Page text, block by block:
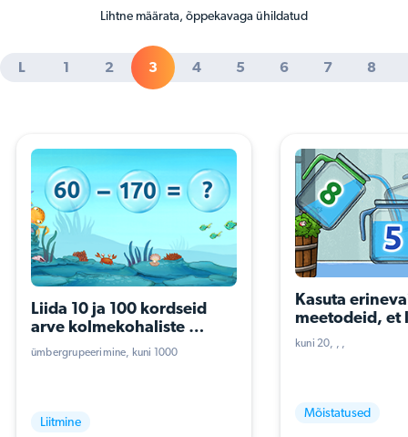
Lihtne määrata, õppekavaga ühildatud
L 1 2 3 4 5 6 7 8
Liida 10 ja 100 kordseid
arve kolmekohaliste
arvudega
ümbergrupeerimine kuni 1000
Liitmine
Kasuta
meetodeid, et
lahutamise
kuni 20
Mõistatused